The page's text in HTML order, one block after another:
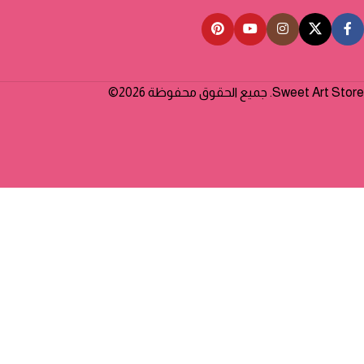
Sweet Art Store. جميع الحقوق محفوظة 2026©